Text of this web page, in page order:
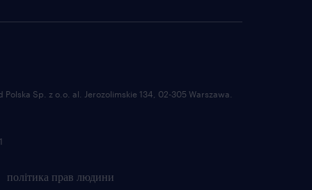
політика прав людини
Sp. z o.o. al. Jerozolimskie 134, 02-305 Warszawa.